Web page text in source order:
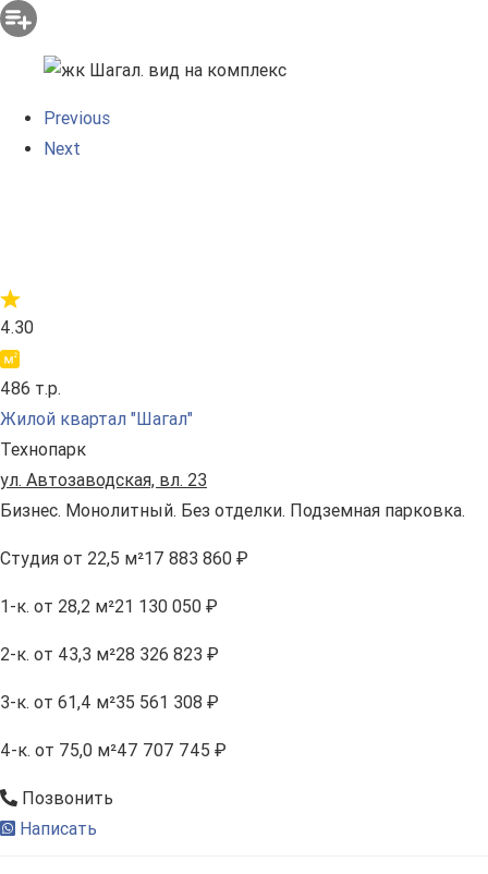
Previous
Next
4.30
486 т.р.
Жилой квартал "Шагал"
Технопарк
ул. Автозаводская, вл. 23
Бизнес. Монолитный. Без отделки. Подземная парковка.
Студия от 22,5 м²17 883 860 ₽
1-к. от 28,2 м²21 130 050 ₽
2-к. от 43,3 м²28 326 823 ₽
3-к. от 61,4 м²35 561 308 ₽
4-к. от 75,0 м²47 707 745 ₽
Позвонить
Написать